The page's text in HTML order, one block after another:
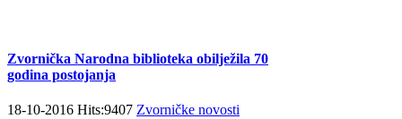
Zvornička Narodna biblioteka obilježila 70
godina postojanja
18-10-2016 Hits:9407 Zvorničke novosti